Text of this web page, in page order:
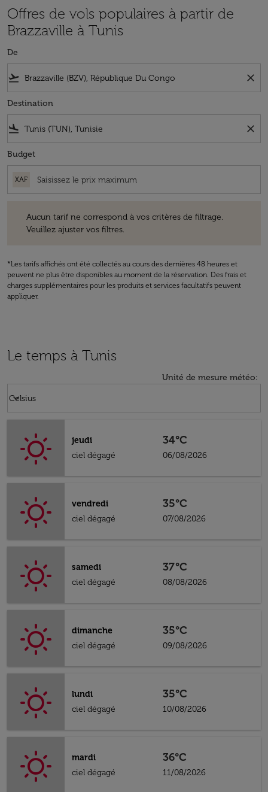
Offres de vols populaires à partir de
Brazzaville à Tunis
De
flight_takeoff close
Destination
flight_land close
Budget
XAF
Aucun tarif ne correspond à vos critères de filtrage.
Veuillez ajuster vos filtres.
*Les tarifs affichés ont été collectés au cours des dernières 48 heures et
peuvent ne plus être disponibles au moment de la réservation. Des frais et
charges supplémentaires pour les produits et services facultatifs peuvent
appliquer.
Le temps à Tunis
Unité de mesure météo:
Celsius
keyboard_arrow_down
jeudi
ciel dégagé
34°C
06/08/2026
vendredi
ciel dégagé
35°C
07/08/2026
samedi
ciel dégagé
37°C
08/08/2026
dimanche
ciel dégagé
35°C
09/08/2026
lundi
ciel dégagé
35°C
10/08/2026
mardi
ciel dégagé
36°C
11/08/2026